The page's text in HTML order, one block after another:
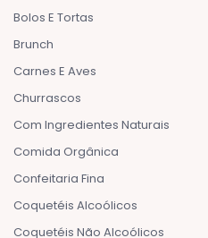
Bolos E Tortas
Brunch
Carnes E Aves
Churrascos
Com Ingredientes Naturais
Comida Orgânica
Confeitaria Fina
Coquetéis Alcoólicos
Coquetéis Não Alcoólicos